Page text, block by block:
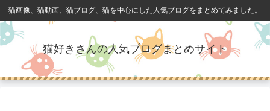
猫画像、猫動画、猫ブログ、猫を中心にした人気ブログをまとめてみました。
猫好きさんの人気ブログまとめサイト